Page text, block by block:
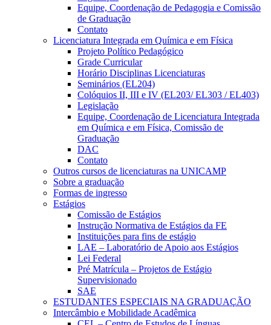
Equipe, Coordenação de Pedagogia e Comissão
de Graduação
Contato
Licenciatura Integrada em Química e em Física
Projeto Político Pedagógico
Grade Curricular
Horário Disciplinas Licenciaturas
Seminários (EL204)
Colóquios II, III e IV (EL203/ EL303 / EL403)
Legislação
Equipe, Coordenação de Licenciatura Integrada
em Química e em Física, Comissão de
Graduação
DAC
Contato
Outros cursos de licenciaturas na UNICAMP
Sobre a graduação
Formas de ingresso
Estágios
Comissão de Estágios
Instrução Normativa de Estágios da FE
Instituições para fins de estágio
LAE – Laboratório de Apoio aos Estágios
Lei Federal
Pré Matrícula – Projetos de Estágio
Supervisionado
SAE
ESTUDANTES ESPECIAIS NA GRADUAÇÃO
Intercâmbio e Mobilidade Acadêmica